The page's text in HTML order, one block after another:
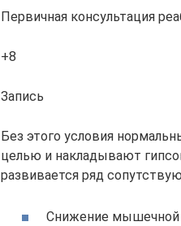
Первичная консультация
+8
Запись
Без этого условия
целью и накладывают
развивается ряд
Снижение мышечной